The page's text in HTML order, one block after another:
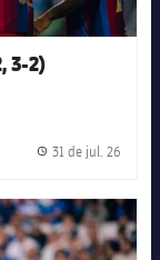
3-2)
Data
31 de jul. 26
badge